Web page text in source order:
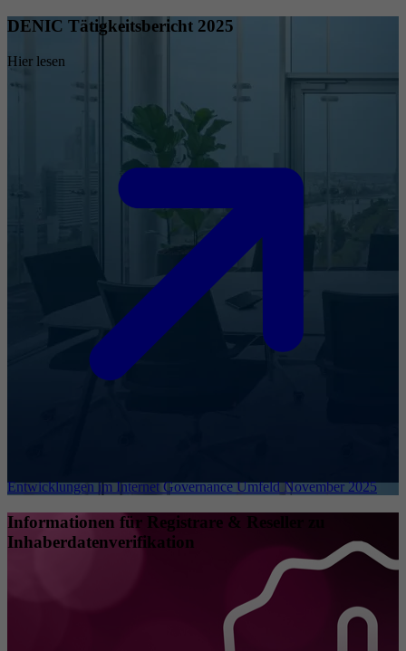
DENIC Tätigkeitsbericht 2025
Hier lesen
Entwicklungen im Internet Governance Umfeld November 2025
Informationen für Registrare & Reseller zu
Inhaberdatenverifikation